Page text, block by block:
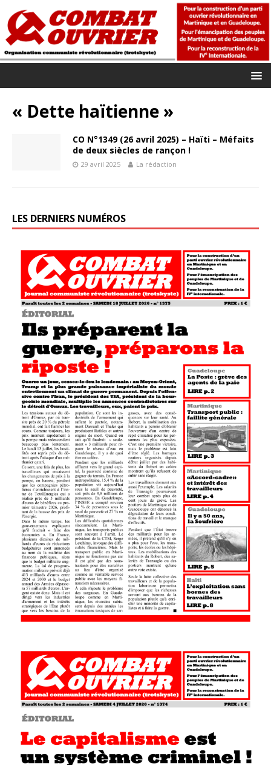
« Dette haïtienne »
CO N°1349 (26 avril 2025) – Haïti – Méfaits
de deux siècles de rançon !
29 avril 2025 La rédaction
LES DERNIERS NUMÉROS